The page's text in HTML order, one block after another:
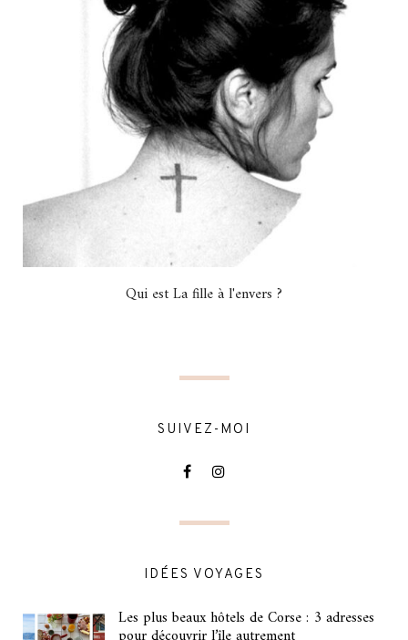
Qui est La fille à l'envers ?
SUIVEZ-MOI
IDÉES VOYAGES
Les plus beaux hôtels de Corse : 3 adresses